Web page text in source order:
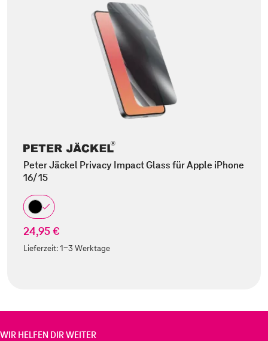
Peter Jäckel Privacy Impact Glass für Apple iPhone
16/ 15
24,95 €
Lieferzeit:1-3 Werktage
WIR HELFEN DIR WEITER